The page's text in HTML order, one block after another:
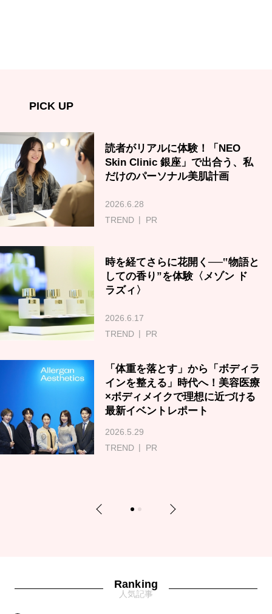
PICK UP
読者がリアルに体験！「NEO
Skin Clinic 銀座」で出合う、私
だけのパーソナル美肌計画
2026.6.28
TREND
PR
時を経てさらに花開く──‟物語と
しての香り”を体験〈メゾン ド
ラズィ〉
2026.6.17
TREND
PR
「体重を落とす」から「ボディラ
インを整える」時代へ！美容医療
×ボディメイクで理想に近づける
最新イベントレポート
2026.5.29
TREND
PR
Previous 1 2 Next
Ranking
人気記事